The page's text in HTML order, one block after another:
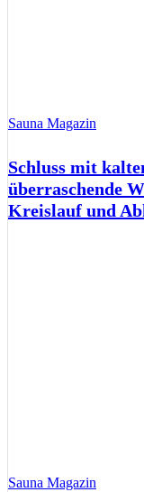
Sauna Magazin
Schluss mit
überraschende
Kreislauf und
Sauna Magazin